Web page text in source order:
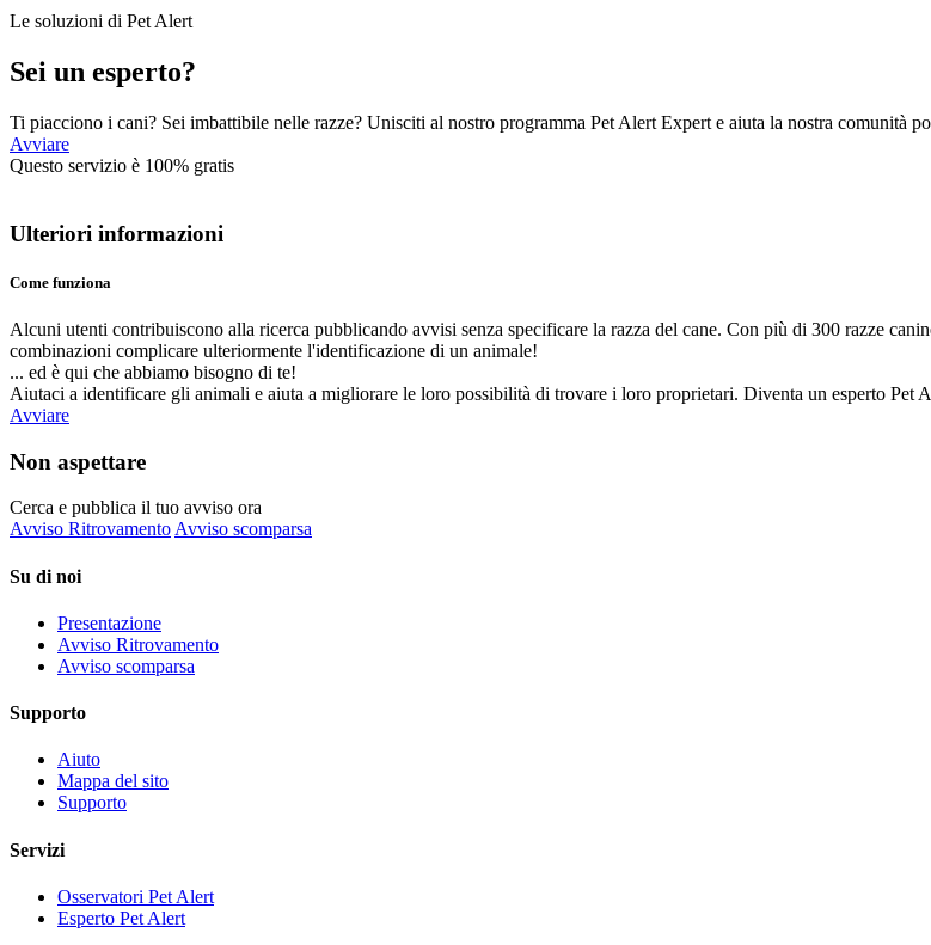
Le soluzioni di Pet Alert
Sei un esperto?
Ti piacciono i cani? Sei imbattibile nelle razze? Unisciti al nostro programma Pet Alert Expert e aiuta la nostra comunità
Avviare
Questo servizio è 100% gratis
Ulteriori informazioni
Come funziona
Alcuni utenti contribuiscono alla ricerca pubblicando avvisi senza specificare la razza del cane. Con più di 300 razze
combinazioni complicare ulteriormente l'identificazione di un animale!
... ed è qui che abbiamo bisogno di te!
Aiutaci a identificare gli animali e aiuta a migliorare le loro possibilità di trovare i loro proprietari. Diventa un esperto Pet
Avviare
Non aspettare
Cerca e pubblica il tuo avviso ora
Avviso RitrovamentoAvviso scomparsa
Su di noi
Presentazione
Avviso Ritrovamento
Avviso scomparsa
Supporto
Aiuto
Mappa del sito
Supporto
Servizi
Osservatori Pet Alert
Esperto Pet Alert